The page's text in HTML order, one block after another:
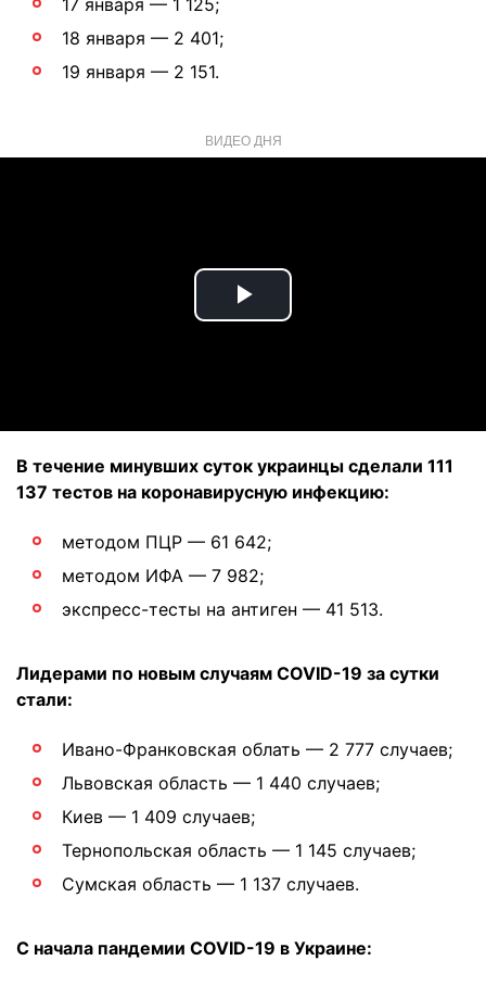
17 января — 1 125;
18 января — 2 401;
19 января — 2 151.
ВИДЕО ДНЯ
Play
В течение минувших суток украинцы сделали 111
137 тестов на коронавирусную инфекцию:
методом ПЦР — 61 642;
методом ИФА — 7 982;
экспресс-тесты на антиген — 41 513.
Лидерами по новым случаям COVID-19 за сутки
стали:
Ивано-Франковская облать — 2 777 случаев;
Львовская область — 1 440 случаев;
Киев — 1 409 случаев;
Тернопольская область — 1 145 случаев;
Сумская область — 1 137 случаев.
С начала пандемии COVID-19 в Украине: